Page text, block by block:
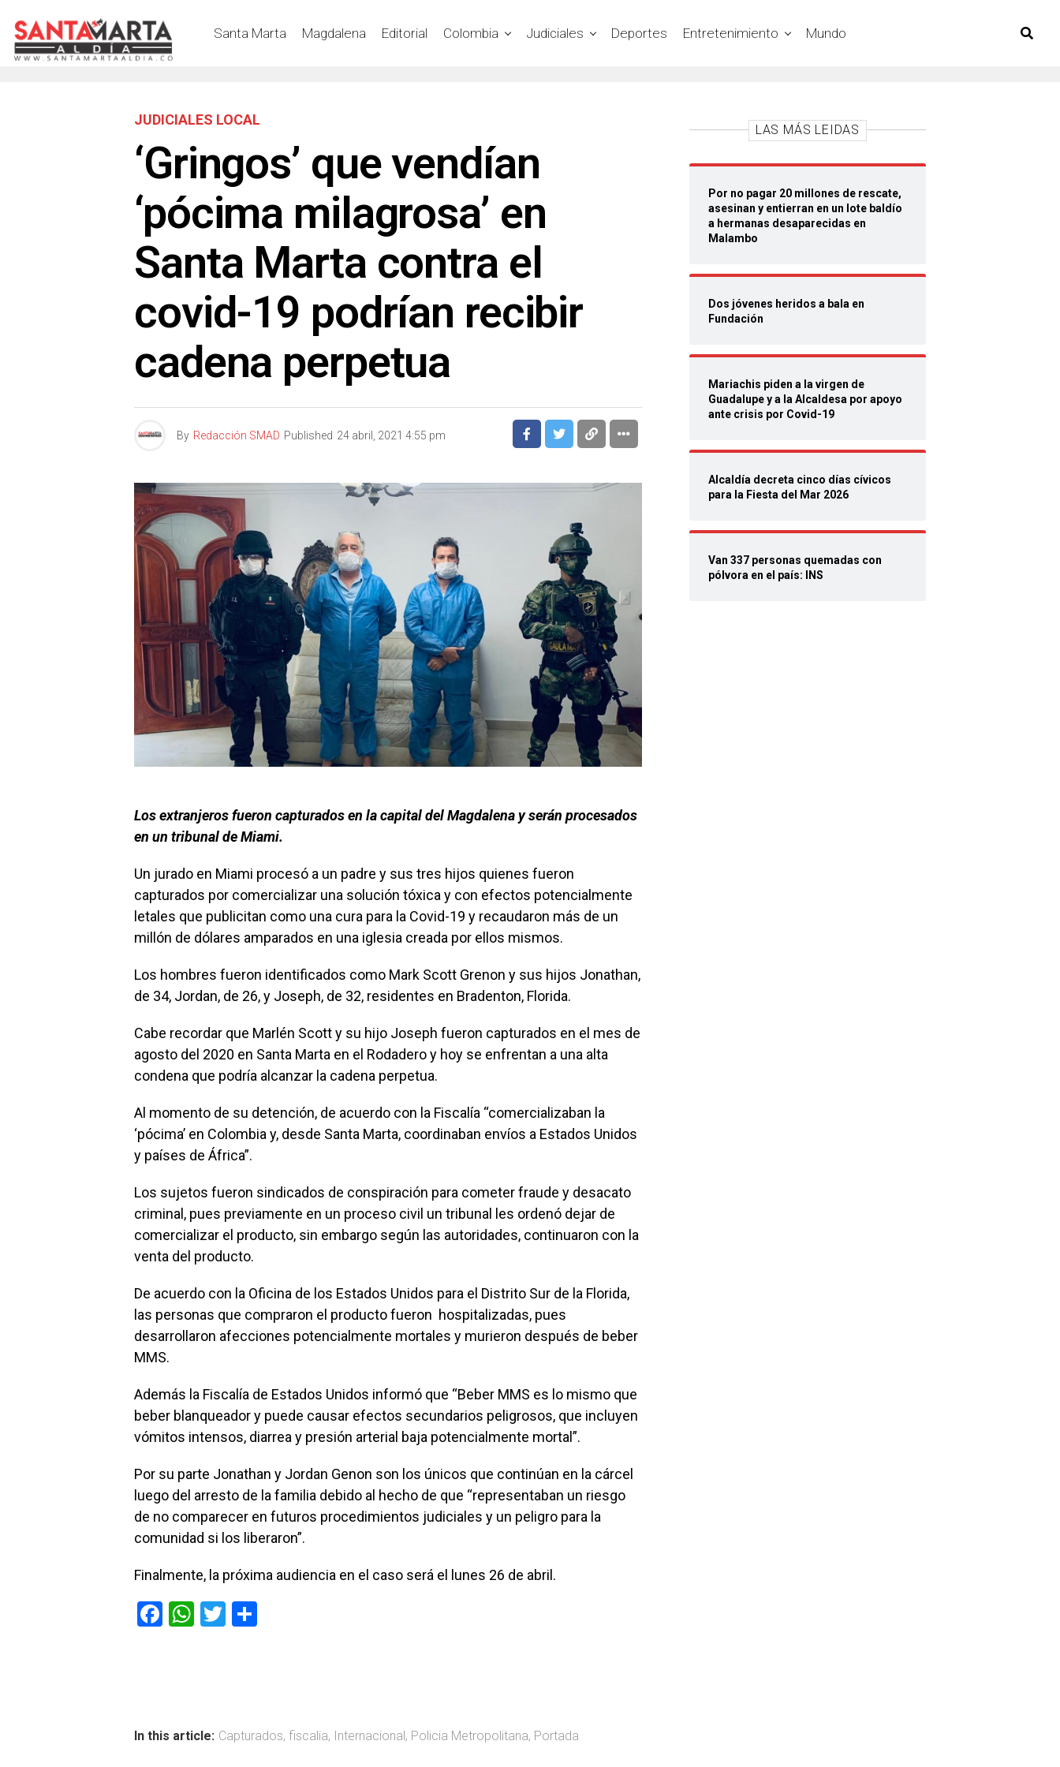
Santa Marta Magdalena Editorial Colombia Judiciales Deportes Entretenimiento Mundo
JUDICIALES LOCAL
‘Gringos’ que vendían
‘pócima milagrosa’ en
Santa Marta contra el
covid-19 podrían recibir
cadena perpetua
By Redacción SMAD Published 24 abril, 2021 4:55 pm
Los extranjeros fueron capturados en la capital del Magdalena y serán procesados
en un tribunal de Miami.
Un jurado en Miami procesó a un padre y sus tres hijos quienes fueron
capturados por comercializar una solución tóxica y con efectos potencialmente
letales que publicitan como una cura para la Covid-19 y recaudaron más de un
millón de dólares amparados en una iglesia creada por ellos mismos.
Los hombres fueron identificados como Mark Scott Grenon y sus hijos Jonathan,
de 34, Jordan, de 26, y Joseph, de 32, residentes en Bradenton, Florida.
Cabe recordar que Marlén Scott y su hijo Joseph fueron capturados en el mes de
agosto del 2020 en Santa Marta en el Rodadero y hoy se enfrentan a una alta
condena que podría alcanzar la cadena perpetua.
Al momento de su detención, de acuerdo con la Fiscalía “comercializaban la
‘pócima’ en Colombia y, desde Santa Marta, coordinaban envíos a Estados Unidos
y países de África”.
Los sujetos fueron sindicados de conspiración para cometer fraude y desacato
criminal, pues previamente en un proceso civil un tribunal les ordenó dejar de
comercializar el producto, sin embargo según las autoridades, continuaron con la
venta del producto.
De acuerdo con la Oficina de los Estados Unidos para el Distrito Sur de la Florida,
las personas que compraron el producto fueron hospitalizadas, pues
desarrollaron afecciones potencialmente mortales y murieron después de beber
MMS.
Además la Fiscalía de Estados Unidos informó que “Beber MMS es lo mismo que
beber blanqueador y puede causar efectos secundarios peligrosos, que incluyen
vómitos intensos, diarrea y presión arterial baja potencialmente mortal”.
Por su parte Jonathan y Jordan Genon son los únicos que continúan en la cárcel
luego del arresto de la familia debido al hecho de que “representaban un riesgo
de no comparecer en futuros procedimientos judiciales y un peligro para la
comunidad si los liberaron”.
Finalmente, la próxima audiencia en el caso será el lunes 26 de abril.
F
ok
W
p
T
tir
In this article: Capturados, fiscalia, Internacional , Policia Metropolitana, Portada
LAS MÁS LEIDAS
Por no pagar 20 millones de rescate,
asesinan y entierran en un lote baldío
a hermanas desaparecidas en
Malambo
Dos jóvenes heridos a bala en
Fundación
Mariachis piden a la virgen de
Guadalupe y a la Alcaldesa por apoyo
ante crisis por Covid-19
Alcaldía decreta cinco días cívicos
para la Fiesta del Mar 2026
Van 337 personas quemadas con
pólvora en el país: INS